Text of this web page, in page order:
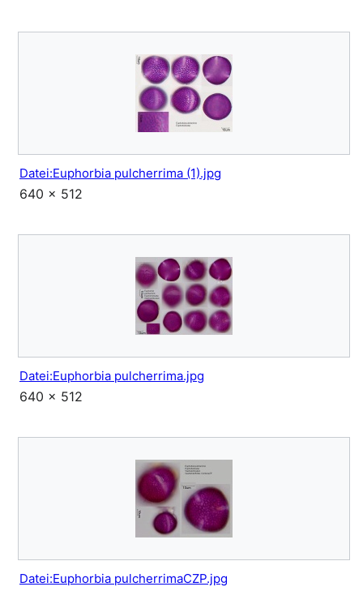
Datei:Euphorbia pulcherrima (1).jpg
640 × 512
Datei:Euphorbia pulcherrima.jpg
640 × 512
Datei:Euphorbia pulcherrimaCZP.jpg